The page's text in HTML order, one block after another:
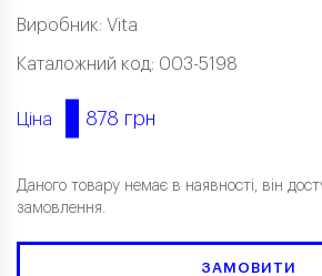
Виробник: Vita
Каталожний код: 003-5198
Ціна 878 грн
Даного товару немає в наявності, він
замовлення.
ЗАМОВИТИ